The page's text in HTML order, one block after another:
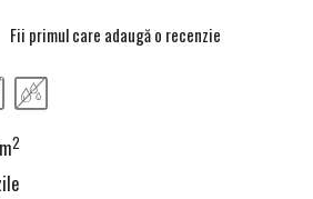
Fii primul care adaugă o recenzie
2